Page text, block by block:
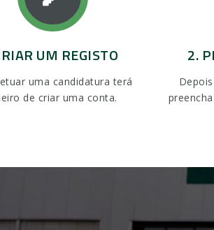
UM REGISTO
uma candidatura terá
de criar uma conta.
2.